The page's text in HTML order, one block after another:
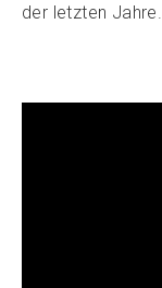
der letzten Jahre.